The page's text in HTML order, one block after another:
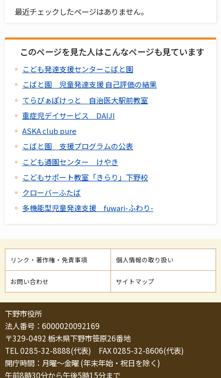
最近チェックしたページはありません。
このページを見た人はこんなページも見ています
こども発達支援センターこばと園
こばと園 児童発達支援 自己評価の結果
てらぴぁぽけっと 自治医大駅前教室
重症児デイサービス DAIJI
ASKA club pure
こばと園 支援プログラムの公表
こども通園センター けやき
こどもサポート教室「きらり」下野校
クローバーふたば
多機能型児童発達支援 fuwari-ふわり-
リンク・著作権・免責事項 個人情報の取り扱い
お問い合わせ サイトマップ
下野市役所
法人番号：6000020092169
〒329-0492 栃木県下野市笹原26番地
TEL 0285-32-8888(代表) FAX 0285-32-8606(代表)
開庁時間：月曜～金曜 (年末年始・祝日を除く)
午前8時30分から午後5時15分まで